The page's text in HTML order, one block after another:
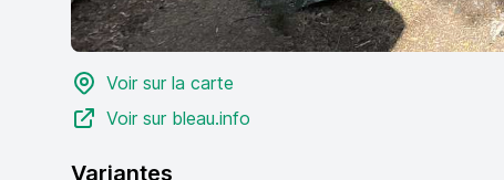
Voir sur la carte
Voir sur bleau.info
Variantes